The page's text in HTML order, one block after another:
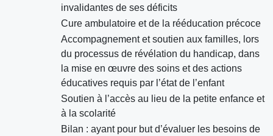
invalidantes de ses déficits
Cure ambulatoire et de la rééducation précoce
Accompagnement et soutien aux familles, lors
du processus de révélation du handicap, dans
la mise en œuvre des soins et des actions
éducatives requis par l’état de l’enfant
Soutien à l’accès au lieu de la petite enfance et
à la scolarité
Bilan : ayant pour but d’évaluer les besoins de